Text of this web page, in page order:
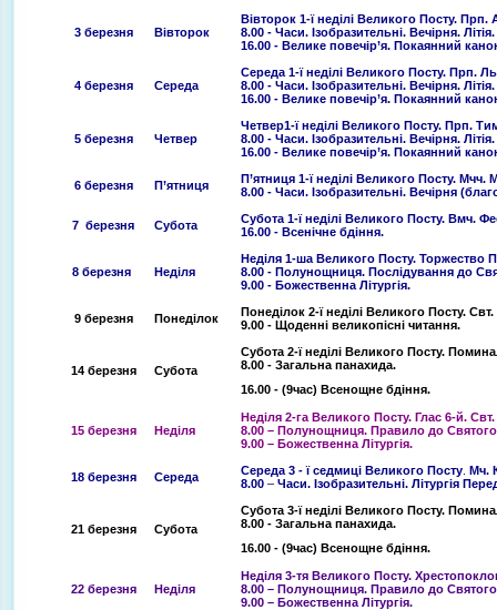
3 березня Вівторок
Вівторок 1-ї неділі Великого Посту.
8.00 - Часи. Ізобразительні. Вечірня. Літія.
16.00 - Велике повечір’я. Покаянний
4 березня Середа
Середа 1-ї неділі Великого Посту. Прп.
8.00 - Часи. Ізобразительні. Вечірня. Літія.
16.00 - Велике повечір’я. Покаянний
5 березня Четвер
Четвер1-ї неділі Великого Посту. Прп.
8.00 - Часи. Ізобразительні. Вечірня. Літія.
16.00 - Велике повечір’я. Покаянний
6 березня П’ятниця
П’ятниця 1-ї неділі Великого Посту. Мчч.
8.00 - Часи. Ізобразительні. Вечірня
7 березня Субота
Субота 1-ї неділі Великого Посту. Вмч.
16.00 - Всенічне бдіння.
8 березня Неділя
Неділя 1-ша Великого Посту. Торжество
8.00 - Полунощниця. Послідування до
9.00 - Божественна Літургія.
9 березня Понеділок
Понеділок 2-ї неділі Великого Посту. Свт.
9.00 - Щоденні великопісні читання.
14 березня Субота
Субота 2-ї неділі Великого Посту.
8.00 - Загальна панахида.
16.00 - (9час) Всенощне бдіння.
15 березня Неділя
Неділя 2-га Великого Посту. Глас 6-й.
8.00 – Полунощниця. Правило до
9.00 – Божественна Літургія.
18 березня Середа Середа 3 - ї седмиці Великого Посту Мч.
8.00 – Часи. Ізобразительні. Літургія
21 березня Субота
Субота 3-ї неділі Великого Посту.
8.00 - Загальна панахида.
16.00 - (9час) Всенощне бдіння.
22 березня Неділя
Неділя 3-тя Великого Посту.
8.00 – Полунощниця. Правило до
9.00 – Божественна Літургія.